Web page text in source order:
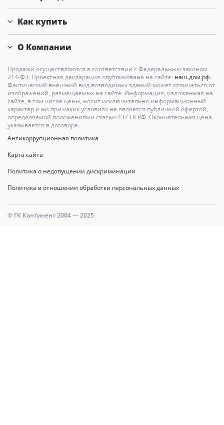
Как купить
О Компании
Продажи осуществляются в соответствии с Федеральным законом
214-Ф3. Проектная декларация опубликована на сайте: наш.дом.рф.
Фактический внешний вид возводимых зданий может отличаться от
изображений, размещаемых на сайте. Информация, изложенная на
сайте, в том числе цены, носит исключительно информационный
характер и ни при каких условиях не является публичной офертой,
определяемой положениями статьи 437 ГК РФ. Окончательная цена
указывается в договоре.
Антикоррупционная политика
Карта сайта
Политика о недопущении дискриминации
Политика в отношении обработки персональных данных
© ГК Континент 2004 — 2025